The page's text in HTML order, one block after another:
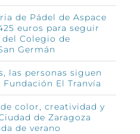
de Pádel de Aspace
euros para seguir
Colegio de
Germán
las personas siguen
El Tranvía
color, creatividad y
de Zaragoza
de verano